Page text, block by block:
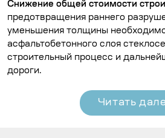
Снижение общей стоимости
предотвращения раннего
уменьшения толщины
асфальтобетонного слоя
строительный процесс и
дороги.
Читать